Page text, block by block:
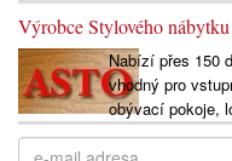
Výrobce Stylového
Nabízí přes 150
vhodný pro
obývací pokoje,